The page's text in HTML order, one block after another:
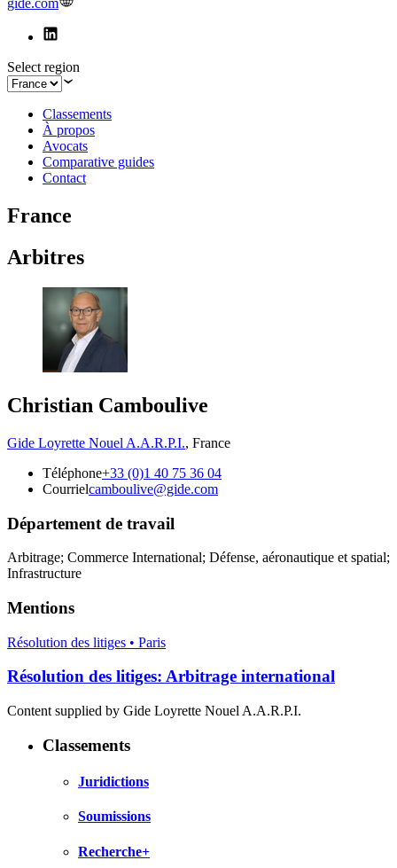
gide.com
Select region
Classements
À propos
Avocats
Comparative guides
Contact
France
Arbitres
Christian Camboulive
Gide Loyrette Nouel A.A.R.P.I., France
Téléphone+33 (0)1 40 75 36 04
Courrielcamboulive@gide.com
Département de travail
Arbitrage; Commerce International; Défense, aéronautique et spatial;
Infrastructure
Mentions
Résolution des litiges • Paris
Résolution des litiges: Arbitrage international
Content supplied by Gide Loyrette Nouel A.A.R.P.I.
Classements
Juridictions
Soumissions
Recherche+